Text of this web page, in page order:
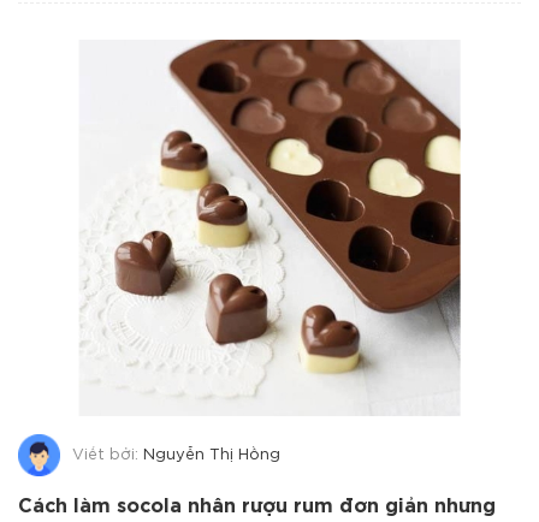
Viết bởi: Nguyễn Thị Hồng
Cách làm socola nhân rượu rum đơn giản nhưng